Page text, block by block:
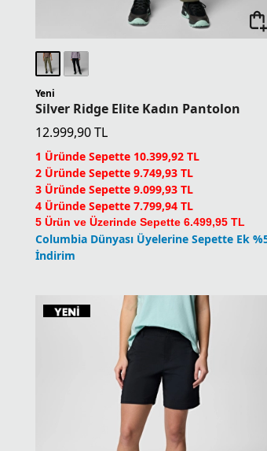
Silver Ridge Elite Kadın Pantolon
12.999,90
1 Üründe Sepette 10.399,92 TL
2 Üründe Sepette 9.749,93 TL
3 Üründe Sepette 9.099,93 TL
4 Üründe Sepette 7.799,94 TL
5 Ürün ve Üzerinde Sepette 6.499,95 TL
Columbia Dünyası Üyelerine Sepette Ek %5
İndirim